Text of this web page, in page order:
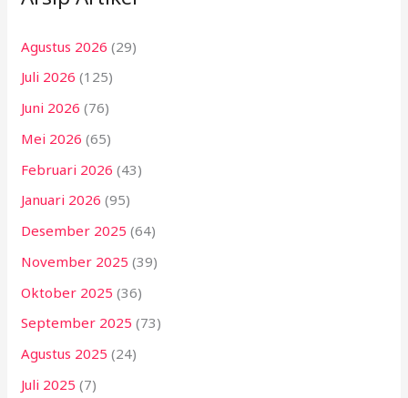
Agustus 2026 (29)
Juli 2026 (125)
Juni 2026 (76)
Mei 2026 (65)
Februari 2026 (43)
Januari 2026 (95)
Desember 2025 (64)
November 2025 (39)
Oktober 2025 (36)
September 2025 (73)
Agustus 2025 (24)
Juli 2025 (7)